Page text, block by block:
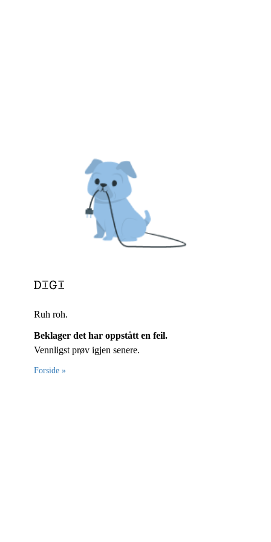
Ruh roh.
Beklager det har oppstått en feil.
Vennligst prøv igjen senere.
Forside »